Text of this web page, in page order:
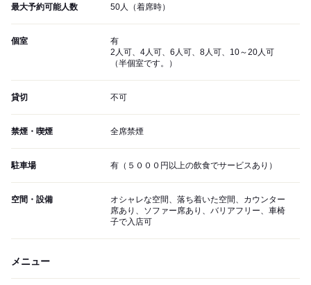
最大予約可能人数 50人（着席時）
個室
有
2人可、4人可、6人可、8人可、10～20人可
（半個室です。）
貸切 不可
禁煙・喫煙 全席禁煙
駐車場 有（５０００円以上の飲食でサービスあり）
空間・設備
オシャレな空間、落ち着いた空間、カウンター
席あり、ソファー席あり、バリアフリー、車椅
子で入店可
メニュー